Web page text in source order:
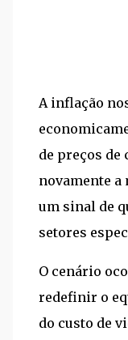
A inflação
de preços de
novamente a
um sinal de
setores
O cenário
redefinir o
do custo de